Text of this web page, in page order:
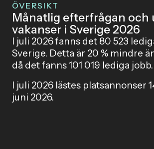
ÖVERSIKT
Månatlig efterfrågan och
vakanser i Sverige 2026
I juli 2026 fanns det 80 523
Sverige. Detta är 20 % mindre
då det fanns 101 019 lediga jobb.
I juli 2026 lästes platsannonser
juni 2026.